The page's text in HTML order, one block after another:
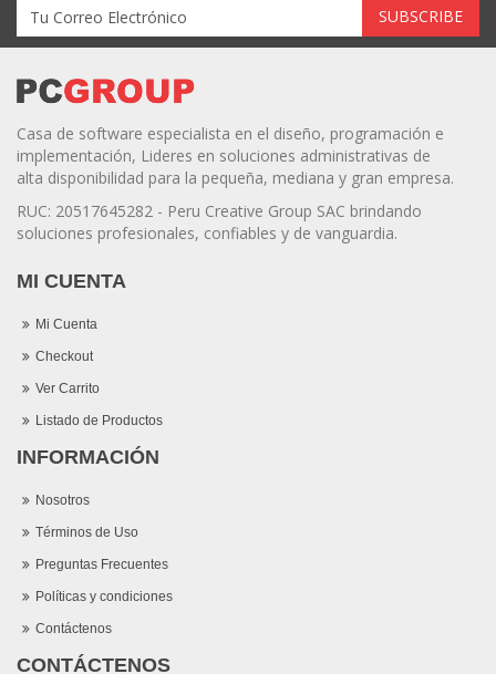
Casa de software especialista en el diseño, programación e
implementación, Lideres en soluciones administrativas de
alta disponibilidad para la pequeña, mediana y gran empresa.
RUC: 20517645282 - Peru Creative Group SAC brindando
soluciones profesionales, confiables y de vanguardia.
MI CUENTA
Mi Cuenta
Checkout
Ver Carrito
Listado de Productos
INFORMACIÓN
Nosotros
Términos de Uso
Preguntas Frecuentes
Políticas y condiciones
Contáctenos
CONTÁCTENOS